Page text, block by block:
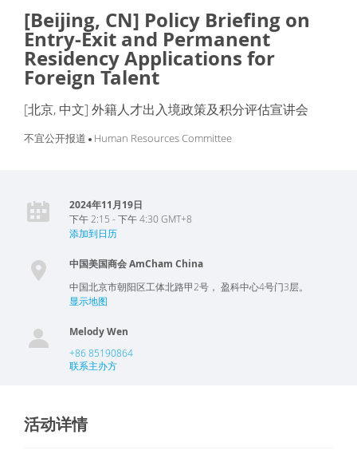
[Beijing, CN] Policy Briefing on
Entry-Exit and Permanent
Residency Applications for
Foreign Talent
[北京, 中文] 外籍人才出入境政策及积分评估宣讲会
不宜公开报道 Human Resources Committee
2024年11月19日
下午 2:15 - 下午 4:30 GMT+8
添加到日历
中国美国商会 AmCham China
中国北京市朝阳区工体北路甲2号， 盈科中心4号门3层。
显示地图
Melody Wen
+86 85190864
联系主办方
活动详情